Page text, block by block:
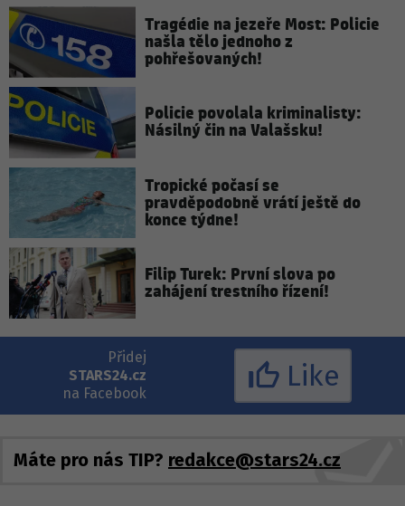
Tragédie na jezeře Most: Policie
našla tělo jednoho z
pohřešovaných!
Policie povolala kriminalisty:
Násilný čin na Valašsku!
Tropické počasí se
pravděpodobně vrátí ještě do
konce týdne!
Filip Turek: První slova po
zahájení trestního řízení!
Přidej
STARS24.cz
na Facebook
Like
Máte pro nás TIP? redakce@stars24.cz